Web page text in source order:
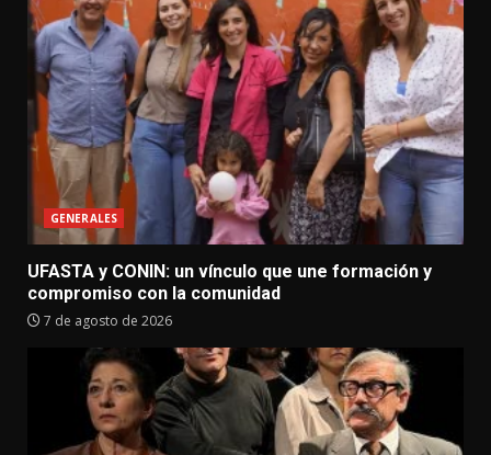
GENERALES
UFASTA y CONIN: un vínculo que une formación y
compromiso con la comunidad
7 de agosto de 2026